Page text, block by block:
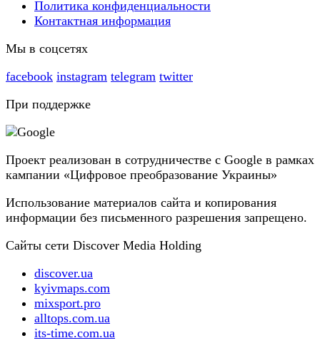
Политика конфиденциальности
Контактная информация
Мы в соцсетях
facebook instagram telegram twitter
При поддержке
Проект реализован в сотрудничестве с Google в рамках
кампании «Цифровое преобразование Украины»
Использование материалов сайта и копирования
информации без письменного разрешения запрещено.
Сайты сети Discover Media Holding
discover.ua
kyivmaps.com
mixsport.pro
alltops.com.ua
its-time.com.ua